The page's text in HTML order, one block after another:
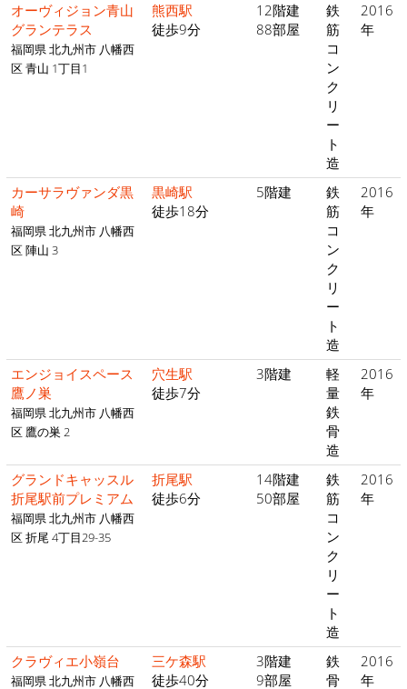
オーヴィジョン青山
グランテラス
福岡県 北九州市 八幡西
区 青山 1丁目1
熊西駅
徒歩9分
12階建
88部屋
鉄
筋
コ
ン
ク
リ
ー
ト
造
2016
年
カーサラヴァンダ黒
崎
福岡県 北九州市 八幡西
区 陣山 3
黒崎駅
徒歩18分
5階建
鉄
筋
コ
ン
ク
リ
ー
ト
造
2016
年
エンジョイスペース
鷹ノ巣
福岡県 北九州市 八幡西
区 鷹の巣 2
穴生駅
徒歩7分
3階建
軽
量
鉄
骨
造
2016
年
グランドキャッスル
折尾駅前プレミアム
福岡県 北九州市 八幡西
区 折尾 4丁目29-35
折尾駅
徒歩6分
14階建
50部屋
鉄
筋
コ
ン
ク
リ
ー
ト
造
2016
年
クラヴィエ小嶺台
福岡県 北九州市 八幡西
三ケ森駅
徒歩40分
3階建
9部屋
鉄
骨
2016
年